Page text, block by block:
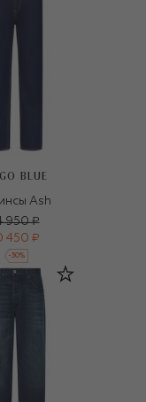
BLUE
Ash
950 ₽
450 ₽
-30%